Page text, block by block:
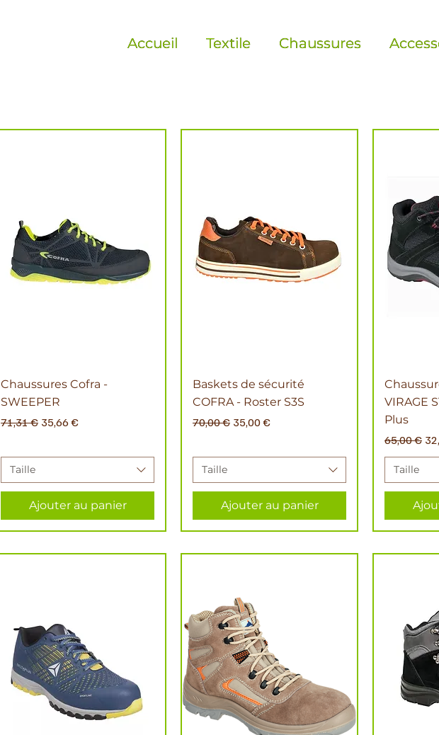
Accueil Textile Chaussures
Chaussures Cofra -
SWEEPER
Prix original
71,31 € Prix promotionnel
35,66 €
Taille
Ajouter au panier
Baskets de sécurité
COFRA - Roster S3S
Prix original
70,00 € Prix promotionnel
35,00 €
Taille
Ajouter au panier
VIRAGE
Plus
Prix original
65,00 €
Taille